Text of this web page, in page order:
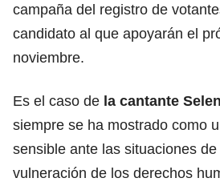
campaña del registro de
candidato al que apoyarán el
noviembre.
Es el caso de la cantante
siempre se ha mostrado como
sensible ante las situaciones
vulneración de los derechos